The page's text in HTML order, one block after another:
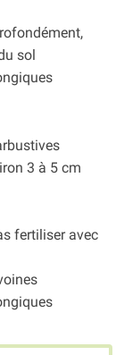
sol
3 à 5 cm
fertiliser avec